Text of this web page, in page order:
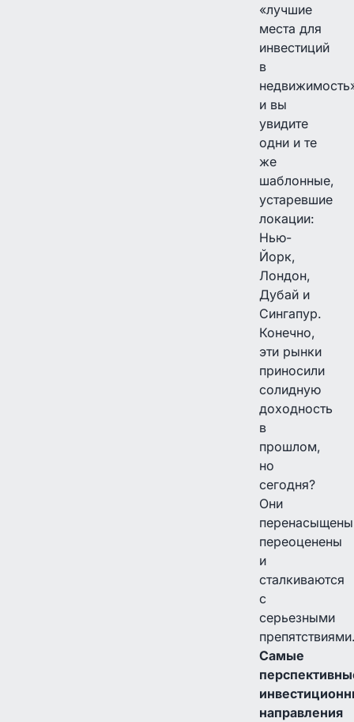
«лучшие
места для
инвестиций
в
и вы
увидите
одни и те
же
шаблонные,
устаревшие
локации:
Нью-
Йорк,
Лондон,
Дубай и
Сингапур.
Конечно,
эти рынки
приносили
солидную
доходность
в
прошлом,
но
сегодня?
Они
переоценены
и
сталкиваются
с
серьезными
Самые
направления